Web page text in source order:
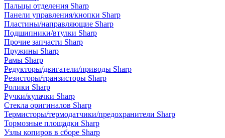
Пальцы отделения Sharp
Панели управления/кнопки Sharp
Пластины/направляющие Sharp
Подшипники/втулки Sharp
Прочие запчасти Sharp
Пружины Sharp
Рамы Sharp
Редукторы/двигатели/приводы Sharp
Резисторы/транзисторы Sharp
Ролики Sharp
Ручки/кулачки Sharp
Стекла оригиналов Sharp
Термисторы/термодатчики/предохранители Sharp
Тормозные площадки Sharp
Узлы копиров в сборе Sharp